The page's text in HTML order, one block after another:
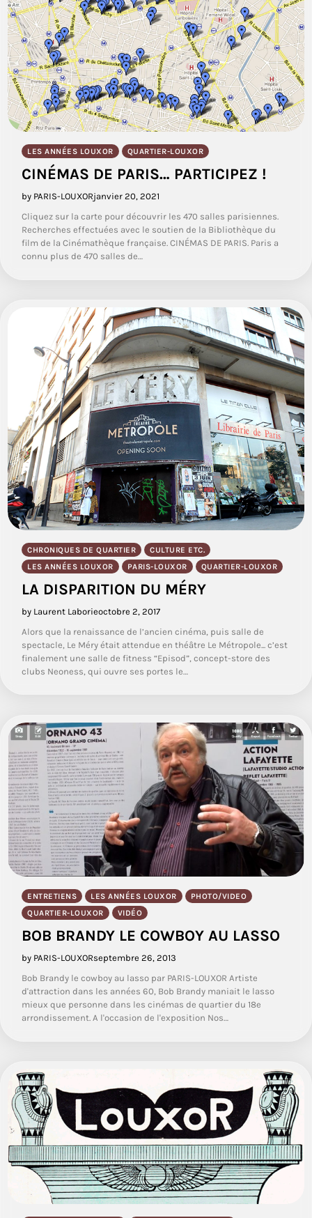
LES ANNÉES LOUXOR QUARTIER-LOUXOR
CINÉMAS DE PARIS… PARTICIPEZ !
by PARIS-LOUXORjanvier 20, 2021
Cliquez sur la carte pour découvrir les 470 salles parisiennes.
Recherches effectuées avec le soutien de la Bibliothèque du
film de la Cinémathèque française. CINÉMAS DE PARIS. Paris a
connu plus de 470 salles de…
CHRONIQUES DE QUARTIER
CULTURE ETC.
LES ANNÉES LOUXOR
PARIS-LOUXOR QUARTIER-LOUXOR
LA DISPARITION DU MÉRY
by Laurent Laborieoctobre 2, 2017
Alors que la renaissance de l’ancien cinéma, puis salle de
spectacle, Le Méry était attendue en théâtre Le Métropole... c’est
finalement une salle de fitness “Episod”, concept-store des
clubs Neoness, qui ouvre ses portes le…
ENTRETIENS LES ANNÉES LOUXOR
PHOTO/VIDEO
QUARTIER-LOUXOR
VIDÉO
BOB BRANDY LE COWBOY AU LASSO
by PARIS-LOUXORseptembre 26, 2013
Bob Brandy le cowboy au lasso par PARIS-LOUXOR Artiste
d'attraction dans les années 60, Bob Brandy maniait le lasso
mieux que personne dans les cinémas de quartier du 18e
arrondissement. A l'occasion de l'exposition Nos…